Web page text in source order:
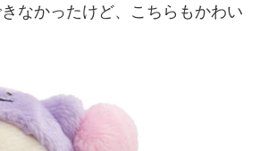
なかったけど、こちらもかわい